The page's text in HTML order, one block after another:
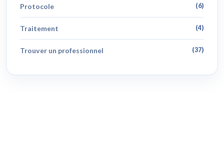
Protocole (6)
Traitement (4)
Trouver un professionnel (37)